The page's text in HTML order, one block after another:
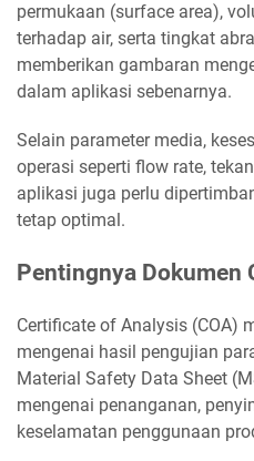
permukaan (surface area),
terhadap air, serta tingkat
memberikan gambaran
dalam aplikasi sebenarnya.
Selain parameter media,
operasi seperti flow rate,
aplikasi juga perlu
tetap optimal.
Pentingnya Dokumen
Certificate of Analysis (COA)
mengenai hasil pengujian
Material Safety Data Sheet
mengenai penanganan,
keselamatan penggunaan